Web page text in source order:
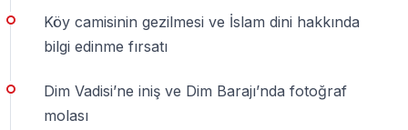
çevresinde geçer; kimi tur Sapadere Kanyonu, mağara
ve şelale tarafına gider. Bu yüzden en önemli soru fiyat
değil, “Bu tur hangi rotaya gidiyor?” sorusudur.
2. Dimçayı rotası daha serin ve dinlenmelidir
Köy camisinin gezilmesi ve İslam dini hakkında
bilgi edinme fırsatı
Dim Vadisi’ne iniş ve Dim Barajı’nda fotoğraf
molası